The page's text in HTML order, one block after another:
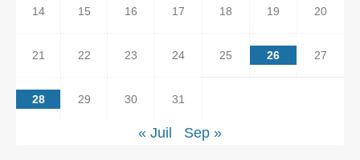
14 15 16 17 18 19 20
21 22 23 24 25 26 27
28 29 30 31
« Juil Sep »